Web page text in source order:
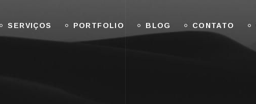
SERVIÇOS PORTFOLIO BLOG CONTATO